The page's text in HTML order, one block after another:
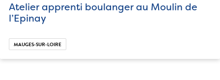
Atelier apprenti boulanger au Moulin de
l’Epinay
MAUGES-SUR-LOIRE